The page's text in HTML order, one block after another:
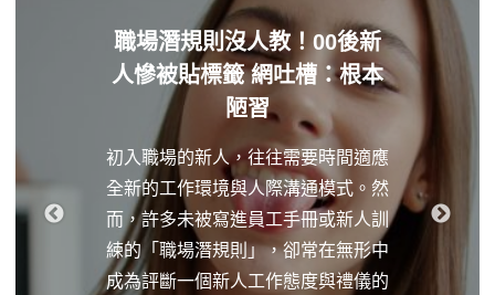
職場潛規則沒人教！00後新
人慘被貼標籤 網吐槽：根本
陋習
初入職場的新人，往往需要時間適應
全新的工作環境與人際溝通模式。然
而，許多未被寫進員工手冊或新人訓
練的「職場潛規則」，卻常在無形中
成為評斷一個新人工作態度與禮儀的